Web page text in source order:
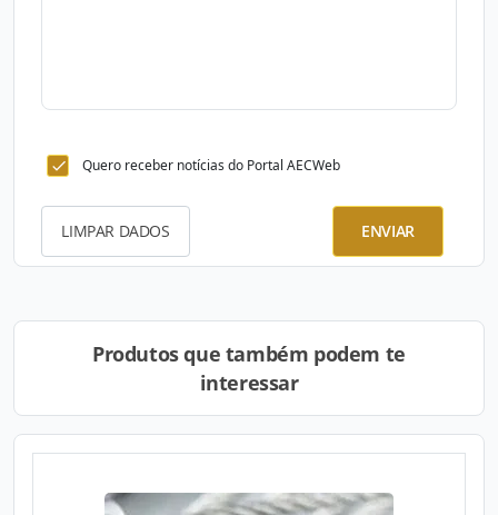
Quero receber notícias do Portal AECWeb
LIMPAR DADOS ENVIAR
Produtos que também podem te
interessar